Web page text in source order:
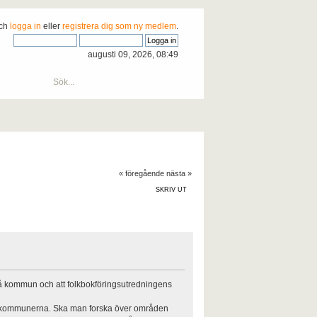
logga in ellerregistrera dig som ny medlem
augusti 09, 2026, 08:49
« föregående nästa »
SKRIV UT
och att folkbokföringsutredningens
Ska man forska över områden